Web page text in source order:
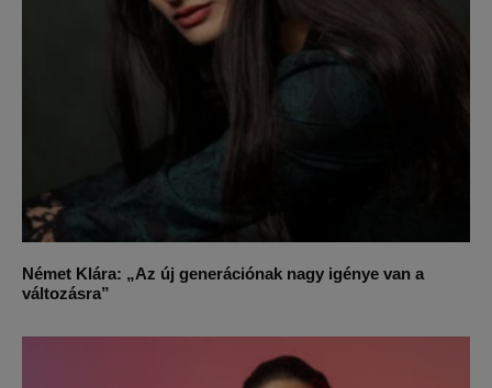
Német Klára: „Az új generációnak nagy igénye van a
változásra”